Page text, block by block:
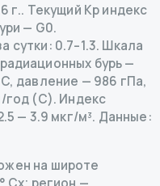
г.. Текущий Kp индекс
— G0.
сутки: 0.7–1.3. Шкала
бурь—
давление — 986 гПа,
год (С). Индекс
— 3.9 мкг/м³. Данные:
на широте